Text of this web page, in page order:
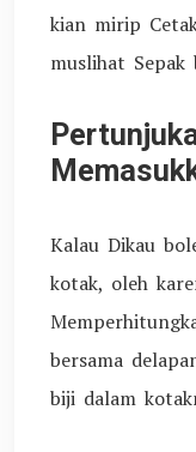
kian mirip
muslihat Sepak
Kalau Dikau
kotak, oleh
bersama
biji dalam